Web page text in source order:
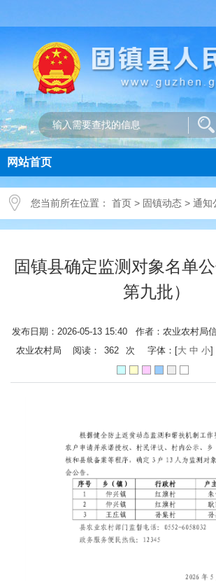
网站首页
您当前所在位置： 首页 > 固镇动态 > 通知
固镇县确定监测对象名单
第九批）
发布日期：2026-05-13 15:40 作者：农业农村
农业农村局 阅读：
362 次 字体：[大 中 小]